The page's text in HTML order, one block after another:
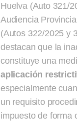
Huelva (Auto 321/
Audiencia
(Autos 322/2025 y
destacan que la
constituye una
aplicación
especialmente
un requisito
impuesto de forma